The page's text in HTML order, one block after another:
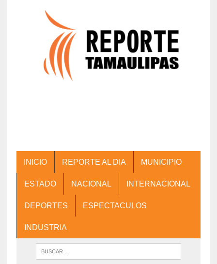
INICIO REPORTE AL DIA MUNICIPIO
ESTADO NACIONAL INTERNACIONAL
DEPORTES ESPECTACULOS
INDUSTRIA